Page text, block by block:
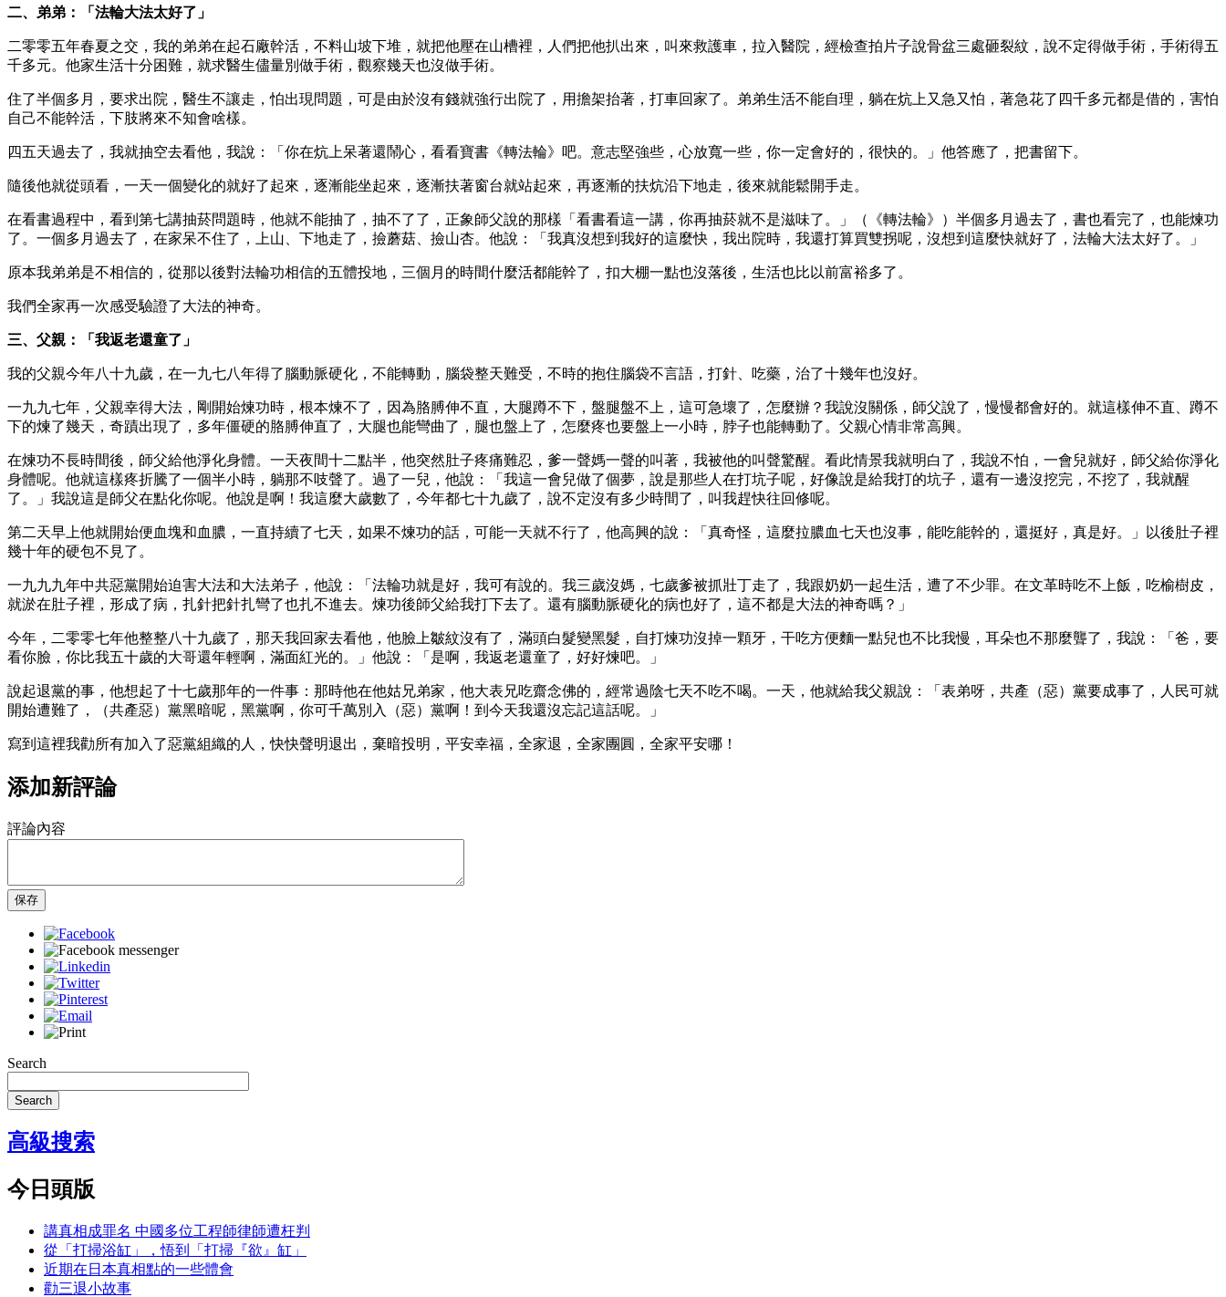
二、弟弟：「法輪大法太好了」
二零零五年春夏之交，我的弟弟在起石廠幹活，不料山坡下堆，就把他壓在山槽裡，人們把他扒出來，叫來救護車，拉入醫院，經檢查拍片子說骨盆三處砸裂紋，說不定得做手術，手術得五
千多元。他家生活十分困難，就求醫生儘量別做手術，觀察幾天也沒做手術。
住了半個多月，要求出院，醫生不讓走，怕出現問題，可是由於沒有錢就強行出院了，用擔架抬著，打車回家了。弟弟生活不能自理，躺在炕上又急又怕，著急花了四千多元都是借的，害怕
自己不能幹活，下肢將來不知會啥樣。
四五天過去了，我就抽空去看他，我說：「你在炕上呆著還鬧心，看看寶書《轉法輪》吧。意志堅強些，心放寬一些，你一定會好的，很快的。」他答應了，把書留下。
隨後他就從頭看，一天一個變化的就好了起來，逐漸能坐起來，逐漸扶著窗台就站起來，再逐漸的扶炕沿下地走，後來就能鬆開手走。
在看書過程中，看到第七講抽菸問題時，他就不能抽了，抽不了了，正象師父說的那樣「看書看這一講，你再抽菸就不是滋味了。」（《轉法輪》）半個多月過去了，書也看完了，也能煉功
了。一個多月過去了，在家呆不住了，上山、下地走了，撿蘑菇、撿山杏。他說：「我真沒想到我好的這麼快，我出院時，我還打算買雙拐呢，沒想到這麼快就好了，法輪大法太好了。」
原本我弟弟是不相信的，從那以後對法輪功相信的五體投地，三個月的時間什麼活都能幹了，扣大棚一點也沒落後，生活也比以前富裕多了。
我們全家再一次感受驗證了大法的神奇。
三、父親：「我返老還童了」
我的父親今年八十九歲，在一九七八年得了腦動脈硬化，不能轉動，腦袋整天難受，不時的抱住腦袋不言語，打針、吃藥，治了十幾年也沒好。
一九九七年，父親幸得大法，剛開始煉功時，根本煉不了，因為胳膊伸不直，大腿蹲不下，盤腿盤不上，這可急壞了，怎麼辦？我說沒關係，師父說了，慢慢都會好的。就這樣伸不直、蹲不
下的煉了幾天，奇蹟出現了，多年僵硬的胳膊伸直了，大腿也能彎曲了，腿也盤上了，怎麼疼也要盤上一小時，脖子也能轉動了。父親心情非常高興。
在煉功不長時間後，師父給他淨化身體。一天夜間十二點半，他突然肚子疼痛難忍，爹一聲媽一聲的叫著，我被他的叫聲驚醒。看此情景我就明白了，我說不怕，一會兒就好，師父給你淨化
身體呢。他就這樣疼折騰了一個半小時，躺那不吱聲了。過了一兒，他說：「我這一會兒做了個夢，說是那些人在打坑子呢，好像說是給我打的坑子，還有一邊沒挖完，不挖了，我就醒
了。」我說這是師父在點化你呢。他說是啊！我這麼大歲數了，今年都七十九歲了，說不定沒有多少時間了，叫我趕快往回修呢。
第二天早上他就開始便血塊和血膿，一直持續了七天，如果不煉功的話，可能一天就不行了，他高興的說：「真奇怪，這麼拉膿血七天也沒事，能吃能幹的，還挺好，真是好。」以後肚子裡
幾十年的硬包不見了。
一九九九年中共惡黨開始迫害大法和大法弟子，他說：「法輪功就是好，我可有說的。我三歲沒媽，七歲爹被抓壯丁走了，我跟奶奶一起生活，遭了不少罪。在文革時吃不上飯，吃榆樹皮，
就淤在肚子裡，形成了病，扎針把針扎彎了也扎不進去。煉功後師父給我打下去了。還有腦動脈硬化的病也好了，這不都是大法的神奇嗎？」
今年，二零零七年他整整八十九歲了，那天我回家去看他，他臉上皺紋沒有了，滿頭白髮變黑髮，自打煉功沒掉一顆牙，干吃方便麵一點兒也不比我慢，耳朵也不那麼聾了，我說：「爸，要
看你臉，你比我五十歲的大哥還年輕啊，滿面紅光的。」他說：「是啊，我返老還童了，好好煉吧。」
說起退黨的事，他想起了十七歲那年的一件事：那時他在他姑兄弟家，他大表兄吃齋念佛的，經常過陰七天不吃不喝。一天，他就給我父親說：「表弟呀，共產（惡）黨要成事了，人民可就
開始遭難了，（共產惡）黨黑暗呢，黑黨啊，你可千萬別入（惡）黨啊！到今天我還沒忘記這話呢。」
寫到這裡我勸所有加入了惡黨組織的人，快快聲明退出，棄暗投明，平安幸福，全家退，全家團圓，全家平安哪！
添加新評論
評論內容
保存
Search
Search
高級搜索
今日頭版
講真相成罪名 中國多位工程師律師遭枉判
從「打掃浴缸」，悟到「打掃『欲』缸」
近期在日本真相點的一些體會
勸三退小故事